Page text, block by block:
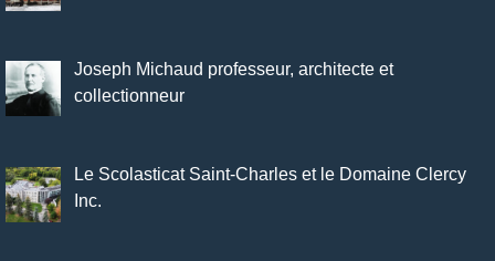
Joseph Michaud professeur, architecte et
collectionneur
Le Scolasticat Saint-Charles et le Domaine Clercy
Inc.